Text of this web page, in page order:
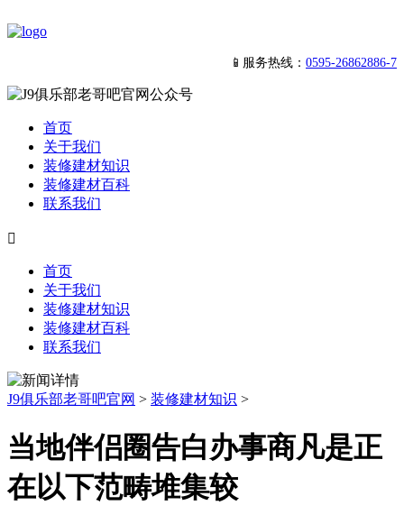
📱服务热线： 0595-26862886-7
首页
关于我们
装修建材知识
装修建材百科
联系我们

首页
关于我们
装修建材知识
装修建材百科
联系我们
J9俱乐部老哥吧官网 > 装修建材知识 >
当地伴侣圈告白办事商凡是正
在以下范畴堆集较